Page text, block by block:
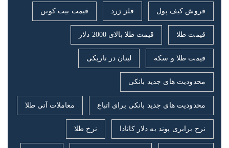
فروش کیف پول فلز زرد قیمت بیت کوین
قیمت طلا قیمت طلا بالای 2000 دلار
قیمت طلا و سکه لبنان در تاریکی
محدودیت های جدید بانکی
محدودیت های جدید بانکی برای اتباع معاملات آتی طلا
نرخ برابری پوند به دلار کانادا نرخ طلا